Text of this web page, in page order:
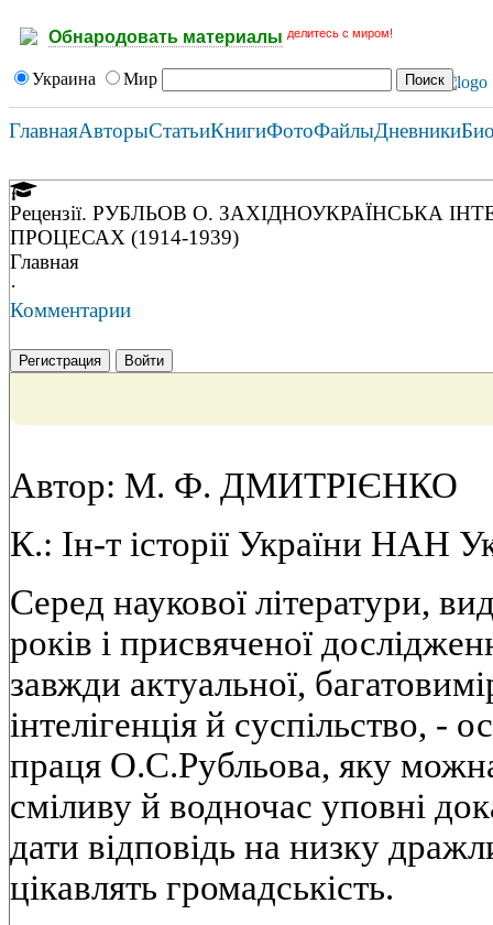
Обнародовать материалы делитесь с миром!
Украина Мир
ГлавнаяАвторыСтатьиКнигиФотоФайлыДневники
Рецензiї. РУБЛЬОВ О. ЗАХIДНОУКРАЇНСЬКА
ПРОЦЕСАХ (1914-1939)
Главная
·
Комментарии
Регистрация Войти
Автор: М. Ф. ДМИТРIЄНКО
К.: Iн-т iсторiї України НАН
Серед наукової лiтератури,
рокiв i присвяченої
завжди актуальної,
iнтелiгенцiя й суспiльство, -
праця О.С.Рубльова, яку
смiливу й водночас уповнi
дати вiдповiдь на низку
цiкавлять громадськiсть.